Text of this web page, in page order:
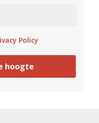
Policy
hoogte